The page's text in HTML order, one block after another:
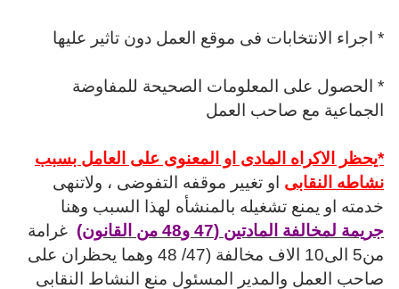
* اجراء الانتخابات فى موقع العمل دون تاثير عليها
* الحصول على المعلومات الصحيحة للمفاوضة
الجماعية مع صاحب العمل
*يحظر الاكراه المادى او المعنوى على العامل بسبب
نشاطه النقابى او تغيير موقفه التفوضى ، ولاتنهى
خدمته او يمنع تشغيله بالمنشأه لهذا السبب وهنا
جريمة لمخالفة المادتين (47 و48 من القانون)
غرامة
من5 الى10 الاف مخالفة (47/ 48 وهما يحظران على
صاحب العمل والمدير المسئول منع النشاط النقابى